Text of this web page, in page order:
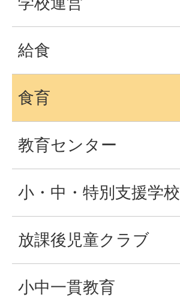
給食
食育
教育センター
小・中・特別支援学校
放課後児童クラブ
小中一貫教育